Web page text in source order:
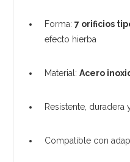
Forma:7 orificios
efecto hierba
Material:Acero
Resistente, duradera
Compatible con